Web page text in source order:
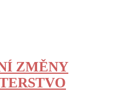
ZMĚNY